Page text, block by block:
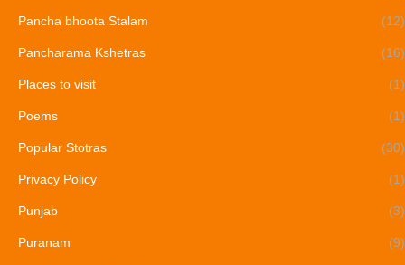
Pancha bhoota Stalam (12)
Pancharama Kshetras (16)
Places to visit (1)
Poems (1)
Popular Stotras (30)
Privacy Policy (1)
Punjab (3)
Puranam (9)